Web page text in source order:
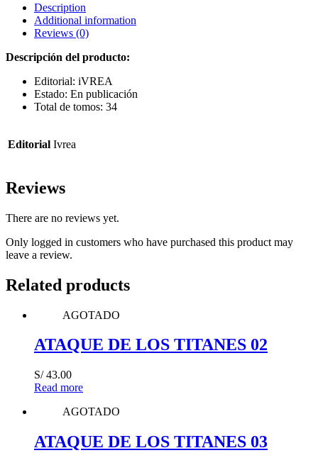
(iVREA)
quantity
Description
Additional information
Reviews (0)
Descripción del producto:
Editorial: iVREA
Estado: En publicación
Total de tomos: 34
Editorial Ivrea
Reviews
There are no reviews yet.
Only logged in customers who have purchased this product may
leave a review.
Related products
AGOTADO
ATAQUE DE LOS TITANES 02
S/43.00
Read more
AGOTADO
ATAQUE DE LOS TITANES 03